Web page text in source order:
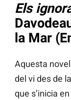
Els
la Mar
Aquesta
del vi des de
que s’inicia